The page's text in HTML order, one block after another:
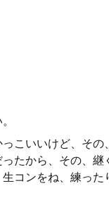
こいいけど、その
ったから、その、継
コンをね、練った